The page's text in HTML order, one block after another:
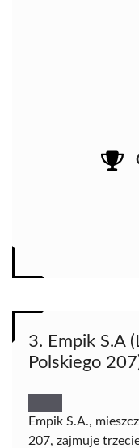
3. Empik S.A
Polskiego
Empik S.A.,
207, zajmuje